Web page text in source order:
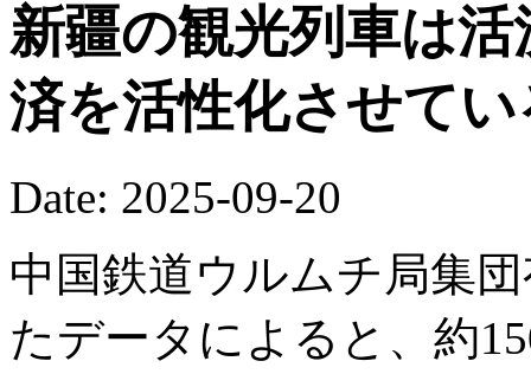
新疆の観光列車は
済を活性化させてい
Date: 2025-09-20
中国鉄道ウルムチ局集
たデータによると、約